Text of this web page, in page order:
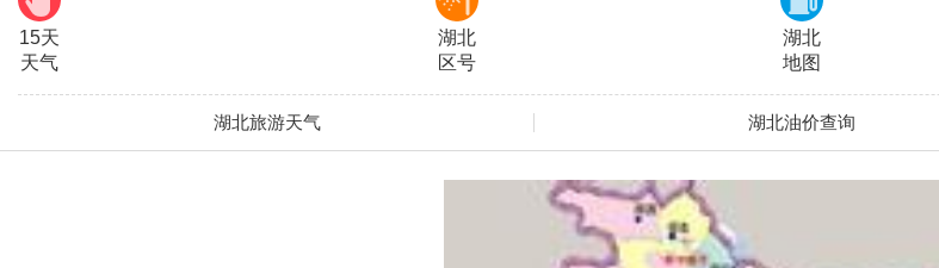
15天
天气
湖北
区号
湖北
地图
湖北旅游天气 湖北油价查询